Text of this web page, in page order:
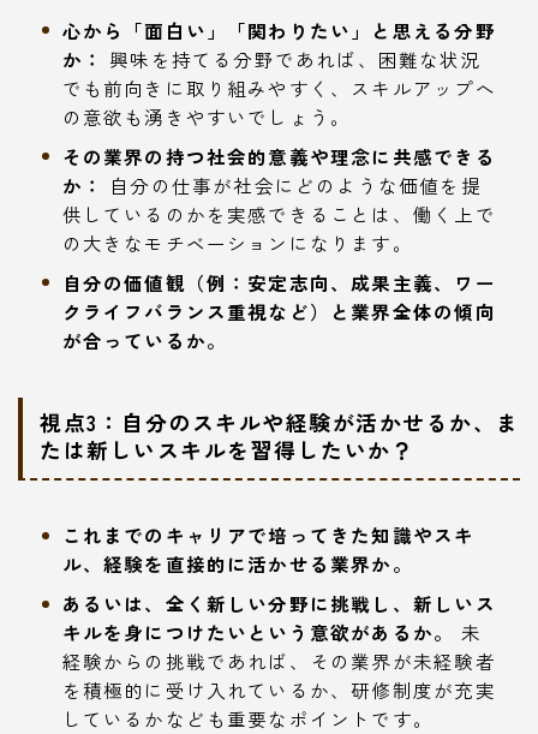
心から「面白い」「関わりたい」と思える分野
か：
興味を持てる分野であれば、困難な状況
でも前向きに取り組みやすく、スキルアップへ
の意欲も湧きやすいでしょう。
その業界の持つ社会的意義や理念に共感できる
か：
自分の仕事が社会にどのような価値を提
供しているのかを実感できることは、働く上で
の大きなモチベーションになります。
自分の価値観（例：安定志向、成果主義、ワー
クライフバランス重視など）と業界全体の傾向
が合っているか。
視点3：自分のスキルや経験が活かせるか、ま
たは新しいスキルを習得したいか？
これまでのキャリアで培ってきた知識やスキ
ル、経験を直接的に活かせる業界か。
あるいは、全く新しい分野に挑戦し、新しいス
キルを身につけたいという意欲があるか。
未
経験からの挑戦であれば、その業界が未経験者
を積極的に受け入れているか、研修制度が充実
しているかなども重要なポイントです。